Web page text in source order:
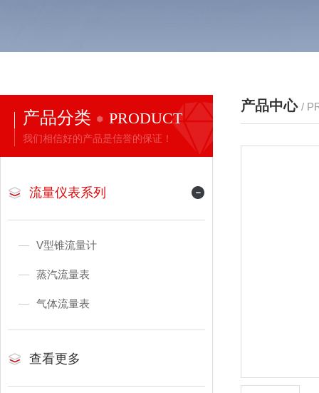
产品分类 PRODUCT
我们相信好的产品是信誉的保证！
流量仪表系列
V型锥流量计
蒸汽流量表
气体流量表
查看更多
产品中心 /